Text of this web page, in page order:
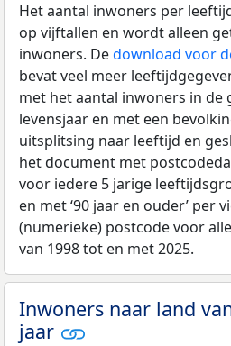
Het aantal inwoners per
op vijftallen en wordt alleen
inwoners. Dedownload voor
bevat veel meer
met het aantal inwoners in de
levensjaar en met een
uitsplitsing naar leeftijd en
het document met
voor iedere 5 jarige
en met ‘90 jaar en ouder’ per
(numerieke) postcode voor
van 1998 tot en met 2025.
Inwoners naar land
jaar